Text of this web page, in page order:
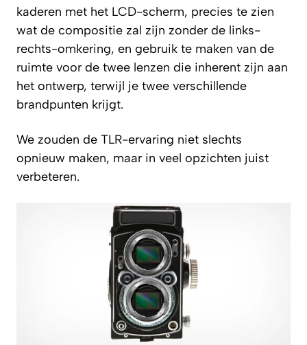
kaderen met het LCD-scherm, precies te zien
wat de compositie zal zijn zonder de links-
rechts-omkering, en gebruik te maken van de
ruimte voor de twee lenzen die inherent zijn aan
het ontwerp, terwijl je twee verschillende
brandpunten krijgt.
We zouden de TLR-ervaring niet slechts
opnieuw maken, maar in veel opzichten juist
verbeteren.